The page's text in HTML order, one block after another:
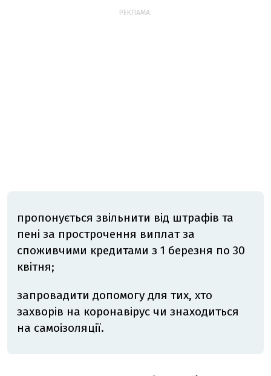
РЕКЛАМА:
пропонується звільнити від штрафів та
пені за прострочення виплат за
споживчими кредитами з 1 березня по 30
квітня;
запровадити допомогу для тих, хто
захворів на коронавірус чи знаходиться
на самоізоляції.